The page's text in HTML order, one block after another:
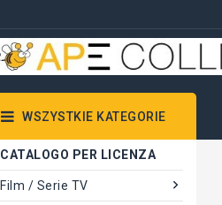
WSZYSTKIE KATEGORIE
CATALOGO PER LICENZA
Film / Serie TV